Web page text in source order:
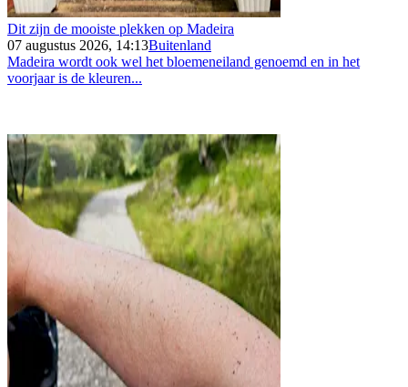
Dit zijn de mooiste plekken op Madeira
07 augustus 2026, 14:13Buitenland
Madeira wordt ook wel het bloemeneiland genoemd en in het
voorjaar is de kleuren...